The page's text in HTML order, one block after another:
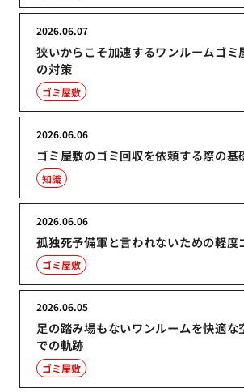
狭いからこそ加速するワンルームゴミ
の対策
2026.06.07
ゴミ屋敷
ゴミ屋敷のゴミ回収を依頼する際の基
2026.06.06
知識
孤独死予備軍と言われないための軽度
2026.06.06
ゴミ屋敷
足の踏み場もないワンルームを快適な
での軌跡
2026.06.05
ゴミ屋敷